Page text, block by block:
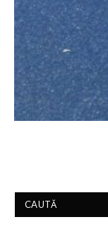
CAUTĂ